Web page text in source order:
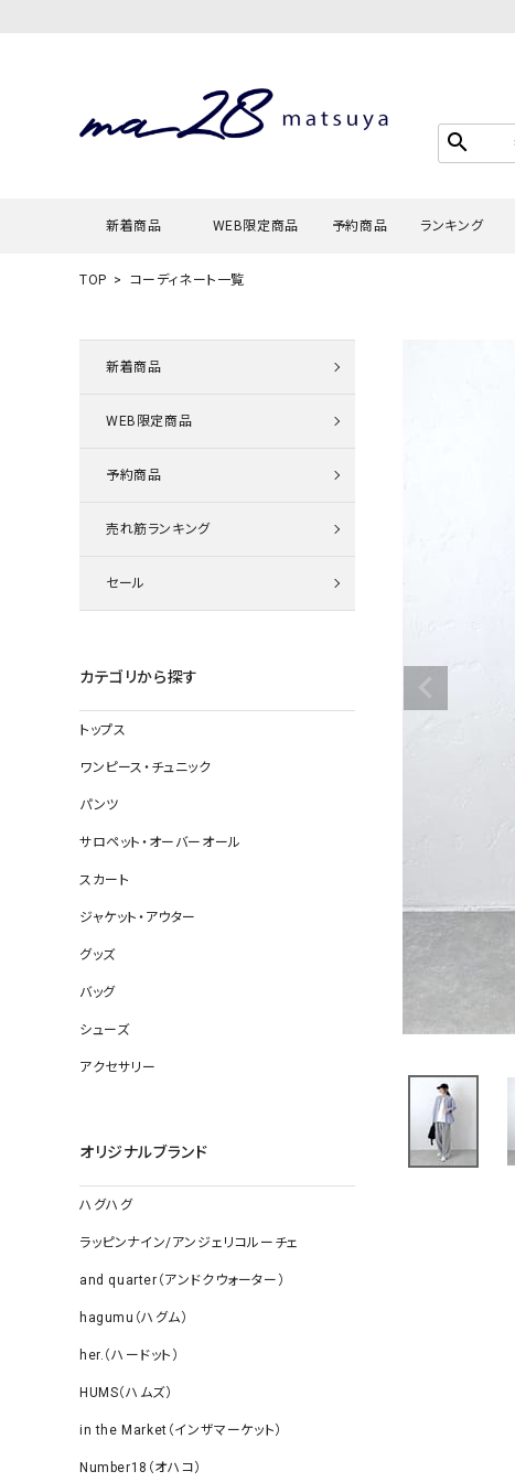
search
新着商品 WEB限定商品 予約商品 ランキング
その他雑貨
TOP コーディネート一覧
新着商品
WEB限定商品
予約商品
売れ筋ランキング
セール
カテゴリから探す
トップス
ワンピース・チュニック
パンツ
サロペット・オーバーオール
スカート
ジャケット・アウター
グッズ
バッグ
シューズ
アクセサリー
オリジナルブランド
ハグハグ
ラッピンナイン/アンジェリコルーチェ
and quarter（アンドクウォーター）
hagumu（ハグム）
her.（ハードット）
HUMS（ハムズ）
in the Market（インザマーケット）
Number18（オハコ）